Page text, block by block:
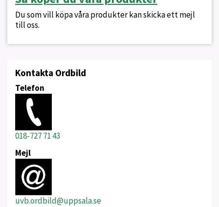
Du som vill köpa våra produkter kan skicka ett mejl
till oss.
Kontakta Ordbild
Telefon
018-727 71 43
Mejl
uvb.ordbild@uppsala.se